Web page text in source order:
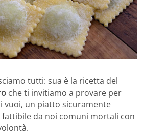
tutti: sua è la ricetta del
che ti invitiamo a provare per
vuoi, un piatto sicuramente
da noi comuni mortali con